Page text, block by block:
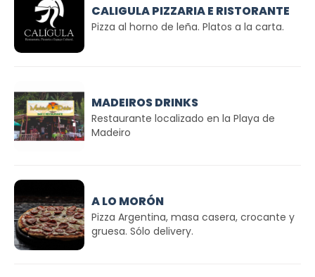
CALIGULA PIZZARIA E RISTORANTE
Pizza al horno de leña. Platos a la carta.
MADEIROS DRINKS
Restaurante localizado en la Playa de
Madeiro
A LO MORÓN
Pizza Argentina, masa casera, crocante y
gruesa. Sólo delivery.